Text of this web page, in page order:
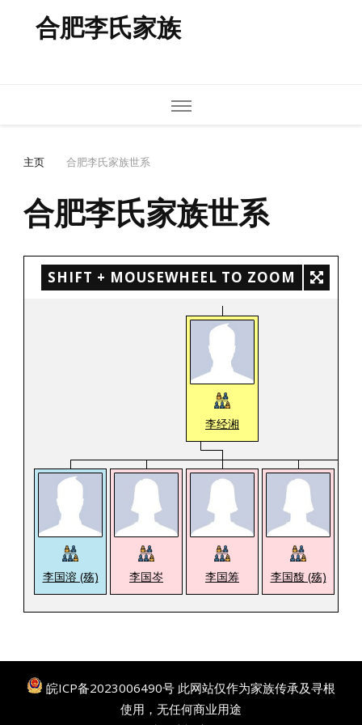
合肥李氏家族
主页 合肥李氏家族世系
合肥李氏家族世系
SHIFT + MOUSEWHEEL TO ZOOM
李经湘
李国溶 (殇) 李国岑 李国筹 李国馥 (殇)
皖ICP备2023006490号 此网站仅作为家族传承及寻根
使用，无任何商业用途